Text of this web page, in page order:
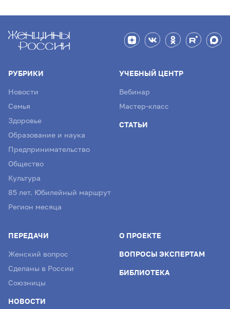
РУБРИКИ
Новости
Семья
Здоровье
Образование и наука
Предпринимательство
Общество
Культура
85 лет. Юбилейный маршрут
Регион месяца
УЧЕБНЫЙ ЦЕНТР
Вебинар
Мастер-класс
СТАТЬИ
ПЕРЕДАЧИ
Женский вопрос
Сделаны в России
Союзницы
НОВОСТИ
О ПРОЕКТЕ
ВОПРОСЫ ЭКСПЕРТАМ
БИБЛИОТЕКА